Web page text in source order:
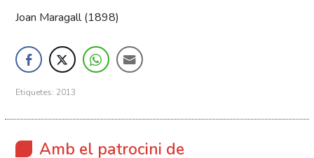
Joan Maragall (1898)
Etiquetes: 2013
Amb el patrocini de